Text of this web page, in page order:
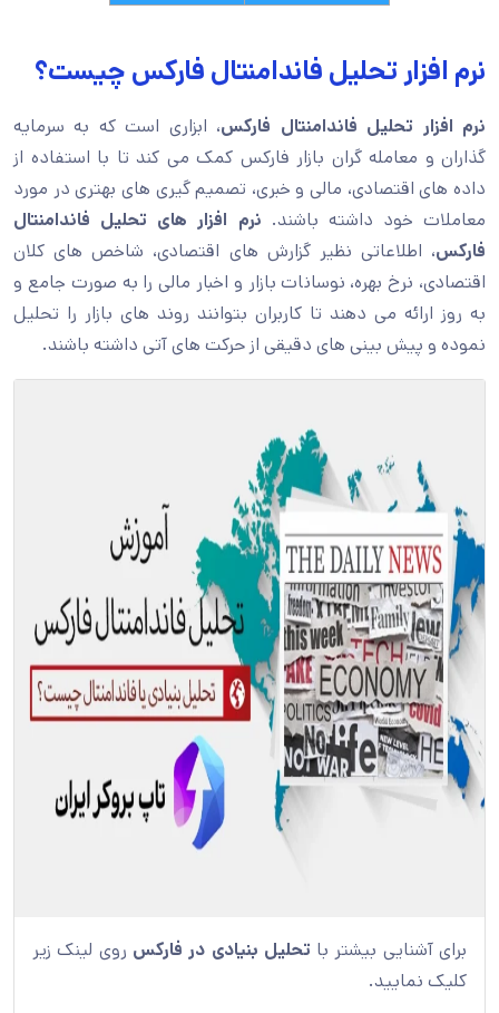
نرم افزار تحلیل فاندامنتال فارکس چیست؟
نرم افزار تحلیل فاندامنتال فارکس، ابزاری است که به سرمایه
گذاران و معامله گران بازار فارکس کمک می کند تا با استفاده از
داده های اقتصادی، مالی و خبری، تصمیم گیری های بهتری در مورد
معاملات خود داشته باشند. نرم افزار های تحلیل فاندامنتال
فارکس، اطلاعاتی نظیر گزارش های اقتصادی، شاخص های کلان
اقتصادی، نرخ بهره، نوسانات بازار و اخبار مالی را به صورت جامع و
به روز ارائه می دهند تا کاربران بتوانند روند های بازار را تحلیل
نموده و پیش بینی های دقیقی از حرکت های آتی داشته باشند.
برای آشنایی بیشتر با تحلیل بنیادی در فارکس روی لینک زیر
کلیک نمایید.